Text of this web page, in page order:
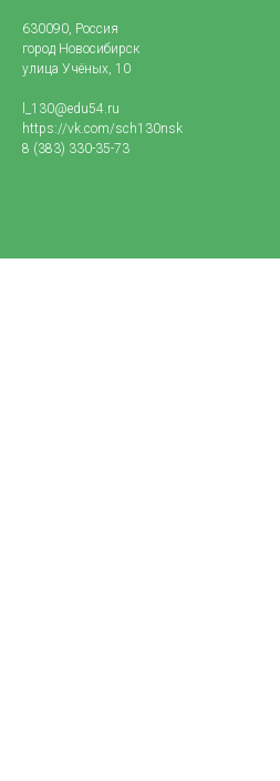
630090, Россия
город Новосибирск
улица Учёных, 10
l_130@edu54.ru
https://vk.com/sch130nsk
8 (383) 330-35-73